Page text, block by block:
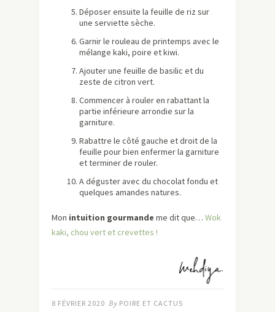
Déposer ensuite la feuille de riz sur
une serviette sèche.
Garnir le rouleau de printemps avec le
mélange kaki, poire et kiwi.
Ajouter une feuille de basilic et du
zeste de citron vert.
Commencer à rouler en rabattant la
partie inférieure arrondie sur la
garniture.
Rabattre le côté gauche et droit de la
feuille pour bien enfermer la garniture
et terminer de rouler.
A déguster avec du chocolat fondu et
quelques amandes natures.
Mon intuition gourmande me dit que… Wok
kaki, chou vert et crevettes !
8 FÉVRIER 2020 By POIRE ET CACTUS